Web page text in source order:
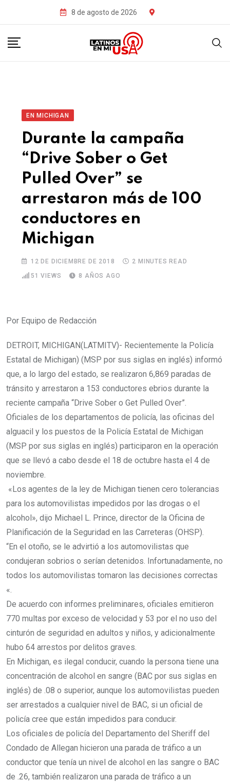
8 de agosto de 2026
EN MICHIGAN
Durante la campaña
“Drive Sober o Get
Pulled Over” se
arrestaron más de 100
conductores en
Michigan
12 DE DICIEMBRE DE 2018
2 MINUTES READ
51 VIEWS 8 AÑOS AGO
Por Equipo de Redacción
DETROIT, MICHIGAN(LATMITV)- Recientemente la Policía
Estatal de Michigan) (MSP por sus siglas en inglés) informó
que, a lo largo del estado, se realizaron 6,869 paradas de
tránsito y arrestaron a 153 conductores ebrios durante la
reciente campaña “Drive Sober o Get Pulled Over”.
Oficiales de los departamentos de policía, las oficinas del
alguacil y los puestos de la Policía Estatal de Michigan
(MSP por sus siglas en inglés) participaron en la operación
que se llevó a cabo desde el 18 de octubre hasta el 4 de
noviembre.
«Los agentes de la ley de Michigan tienen cero tolerancias
para los automovilistas impedidos por las drogas o el
alcohol», dijo Michael L. Prince, director de la Oficina de
Planificación de la Seguridad en las Carreteras (OHSP).
“En el otoño, se le advirtió a los automovilistas que
condujeran sobrios o serían detenidos. Infortunadamente, no
todos los automovilistas tomaron las decisiones correctas
«.
De acuerdo con informes preliminares, oficiales emitieron
770 multas por exceso de velocidad y 53 por el no uso del
cinturón de seguridad en adultos y niños, y adicionalmente
hubo 64 arrestos por delitos graves.
En Michigan, es ilegal conducir, cuando la persona tiene una
concentración de alcohol en sangre (BAC por sus siglas en
inglés) de .08 o superior, aunque los automovilistas pueden
ser arrestados a cualquier nivel de BAC, si un oficial de
policía cree que están impedidos para conducir.
Los oficiales de policía del Departamento del Sheriff del
Condado de Allegan hicieron una parada de tráfico a un
conductor que tenía un nivel de alcohol en las sangre o BAC
de .26, también realizaron una parada de tráfico a un